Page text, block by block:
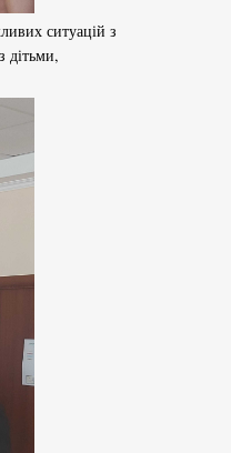
ситуацій з
дітьми,